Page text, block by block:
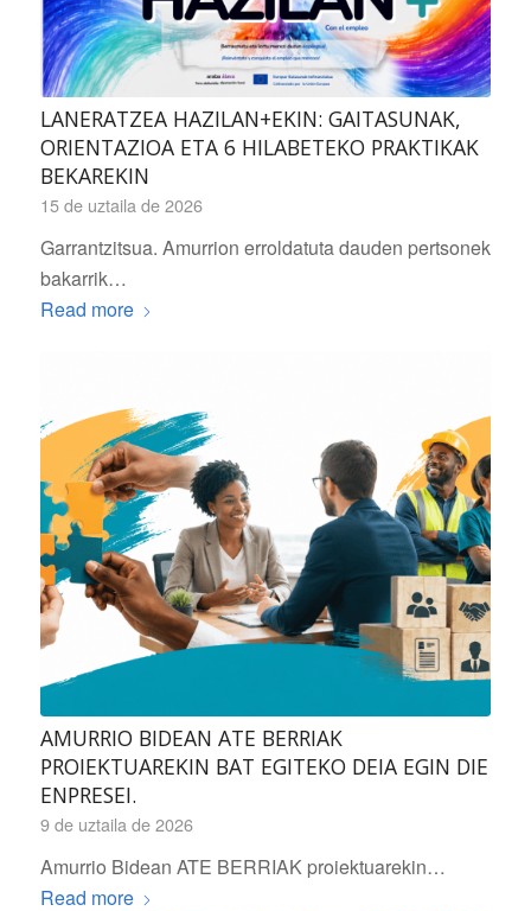
LANERATZEA HAZILAN+EKIN: GAITASUNAK,
ORIENTAZIOA ETA 6 HILABETEKO PRAKTIKAK
BEKAREKIN
15 de uztaila de 2026
Garrantzitsua. Amurrion erroldatuta dauden pertsonek
bakarrik…
Read more
AMURRIO BIDEAN ATE BERRIAK
PROIEKTUAREKIN BAT EGITEKO DEIA EGIN DIE
ENPRESEI.
9 de uztaila de 2026
Amurrio Bidean ATE BERRIAK proiektuarekin…
Read more